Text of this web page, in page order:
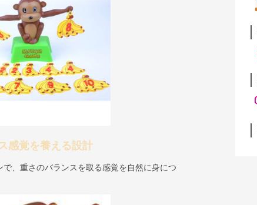
感覚を養える設計
、重さのバランスを取る感覚を自然に身につ